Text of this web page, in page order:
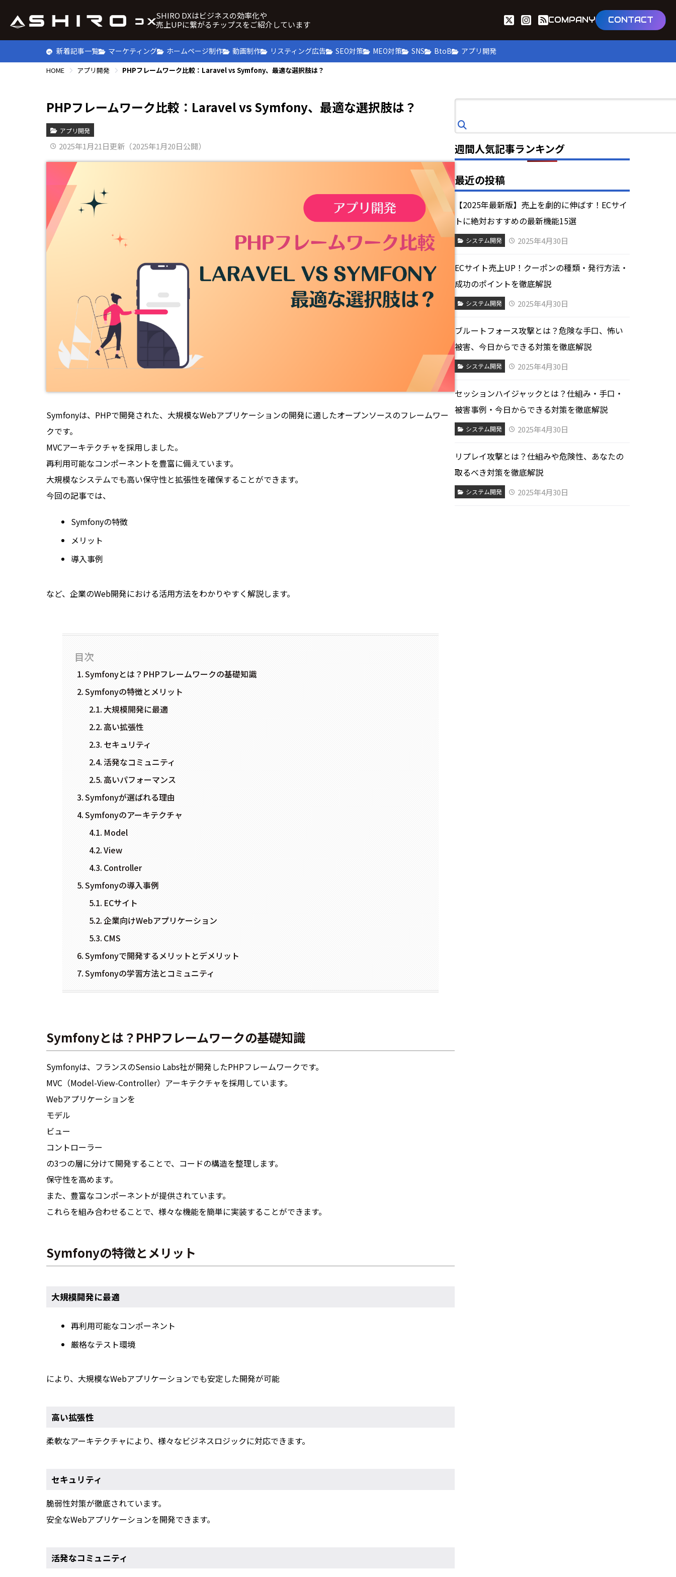
SHIRO DXはビジネスの効率化や
売上UPに繋がるチップスをご紹介しています
COMPANY CONTACT
新着記事一覧 マーケティング ホームページ制作 動画制作 リスティング広告 SEO対策 MEO対策 SNS BtoB アプリ開発
HOME アプリ開発 PHPフレームワーク比較：Laravel vs Symfony、最適な選択肢は？
PHPフレームワーク比較：Laravel vs Symfony、最適な選択肢は？
アプリ開発
2025年1月21日更新（2025年1月20日公開）
Symfonyは、PHPで開発された、大規模なWebアプリケーションの開発に適したオープンソースのフレームワー
クです。
MVCアーキテクチャを採用しました。
再利用可能なコンポーネントを豊富に備えています。
大規模なシステムでも高い保守性と拡張性を確保することができます。
今回の記事では、
Symfonyの特徴
メリット
導入事例
など、企業のWeb開発における活用方法をわかりやすく解説します。
目次
Symfonyとは？PHPフレームワークの基礎知識
Symfonyの特徴とメリット
大規模開発に最適
高い拡張性
セキュリティ
活発なコミュニティ
高いパフォーマンス
Symfonyが選ばれる理由
Symfonyのアーキテクチャ
Model
View
Controller
Symfonyの導入事例
ECサイト
企業向けWebアプリケーション
CMS
Symfonyで開発するメリットとデメリット
Symfonyの学習方法とコミュニティ
Symfonyとは？PHPフレームワークの基礎知識
Symfonyは、フランスのSensio Labs社が開発したPHPフレームワークです。
MVC（Model-View-Controller）アーキテクチャを採用しています。
Webアプリケーションを
モデル
ビュー
コントローラー
の3つの層に分けて開発することで、コードの構造を整理します。
保守性を高めます。
また、豊富なコンポーネントが提供されています。
これらを組み合わせることで、様々な機能を簡単に実装することができます。
Symfonyの特徴とメリット
大規模開発に最適
再利用可能なコンポーネント
厳格なテスト環境
により、大規模なWebアプリケーションでも安定した開発が可能
高い拡張性
柔軟なアーキテクチャにより、様々なビジネスロジックに対応できます。
セキュリティ
脆弱性対策が徹底されています。
安全なWebアプリケーションを開発できます。
活発なコミュニティ
索
週間人気記事ランキング
最近の投稿
【2025年最新版】売上を劇的に伸ばす！ECサイ
トに絶対おすすめの最新機能15選
システム開発 2025年4月30日
ECサイト売上UP！クーポンの種類・発行方法・
成功のポイントを徹底解説
システム開発 2025年4月30日
ブルートフォース攻撃とは？危険な手口、怖い
被害、今日からできる対策を徹底解説
システム開発 2025年4月30日
セッションハイジャックとは？仕組み・手口・
被害事例・今日からできる対策を徹底解説
システム開発 2025年4月30日
リプレイ攻撃とは？仕組みや危険性、あなたの
取るべき対策を徹底解説
システム開発 2025年4月30日